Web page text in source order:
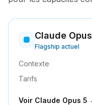
Claude
Flagship actuel
Contexte
Tarifs
Voir Claude Opus 5